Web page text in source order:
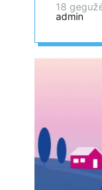
18
admin